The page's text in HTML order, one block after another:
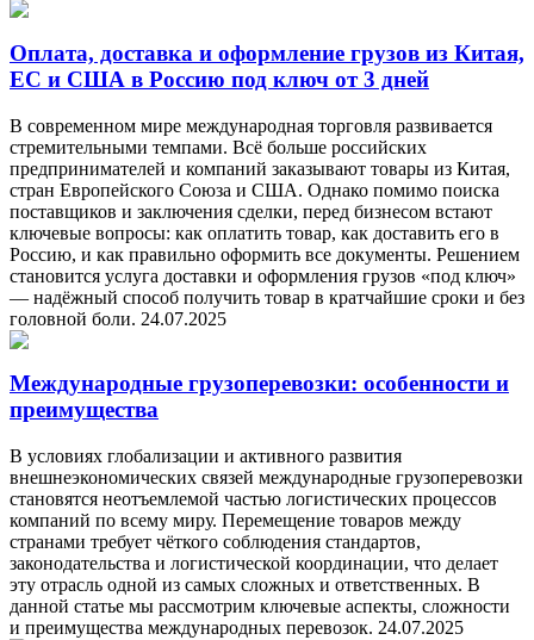
Оплата, доставка и оформление грузов из Китая,
ЕС и США в Россию под ключ от 3 дней
В современном мире международная торговля развивается
стремительными темпами. Всё больше российских
предпринимателей и компаний заказывают товары из Китая,
стран Европейского Союза и США. Однако помимо поиска
поставщиков и заключения сделки, перед бизнесом встают
ключевые вопросы: как оплатить товар, как доставить его в
Россию, и как правильно оформить все документы. Решением
становится услуга доставки и оформления грузов «под ключ»
— надёжный способ получить товар в кратчайшие сроки и без
головной боли. 24.07.2025
Международные грузоперевозки: особенности и
преимущества
В условиях глобализации и активного развития
внешнеэкономических связей международные грузоперевозки
становятся неотъемлемой частью логистических процессов
компаний по всему миру. Перемещение товаров между
странами требует чёткого соблюдения стандартов,
законодательства и логистической координации, что делает
эту отрасль одной из самых сложных и ответственных. В
данной статье мы рассмотрим ключевые аспекты, сложности
и преимущества международных перевозок. 24.07.2025